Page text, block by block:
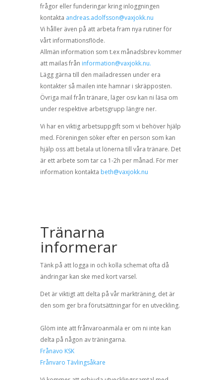
frågor eller funderingar kring inloggningen
kontakta andreas.adolfsson@vaxjokk.nu
Vi håller även på att arbeta fram nya rutiner för
vårt informationsflöde.
Allmän information som t.ex månadsbrev kommer
att mailas från information@vaxjokk.nu.
Lägg gärna till den mailadressen under era
kontakter så mailen inte hamnar i skräpposten.
Övriga mail från tränare, läger osv kan ni läsa om
under respektive arbetsgrupp längre ner.
Vi har en viktig arbetsuppgift som vi behöver hjälp
med. Föreningen söker efter en person som kan
hjälp oss att betala ut lönerna till våra tränare. Det
är ett arbete som tar ca 1-2h per månad. För mer
information kontakta beth@vaxjokk.nu
Tränarna
informerar
Tänk på att logga in och kolla schemat ofta då
ändringar kan ske med kort varsel.
Det är viktigt att delta på vår markträning, det är
den som ger bra förutsättningar för en utveckling.
Glöm inte att frånvaroanmäla er om ni inte kan
delta på någon av träningarna.
Frånavo KSK
Frånvaro Tävlingsåkare